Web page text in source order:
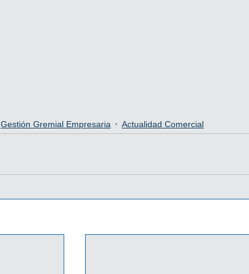
Gestión Gremial Empresaria Actualidad Comercial